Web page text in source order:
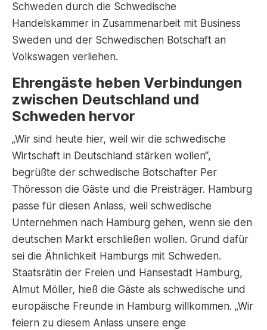
Schweden durch die Schwedische
Handelskammer in Zusammenarbeit mit Business
Sweden und der Schwedischen Botschaft an
Volkswagen verliehen.
Ehrengäste heben Verbindungen
zwischen Deutschland und
Schweden hervor
„Wir sind heute hier, weil wir die schwedische
Wirtschaft in Deutschland stärken wollen“,
begrüßte der schwedische Botschafter Per
Thöresson die Gäste und die Preisträger. Hamburg
passe für diesen Anlass, weil schwedische
Unternehmen nach Hamburg gehen, wenn sie den
deutschen Markt erschließen wollen. Grund dafür
sei die Ähnlichkeit Hamburgs mit Schweden.
Staatsrätin der Freien und Hansestadt Hamburg,
Almut Möller, hieß die Gäste als schwedische und
europäische Freunde in Hamburg willkommen. „Wir
feiern zu diesem Anlass unsere enge